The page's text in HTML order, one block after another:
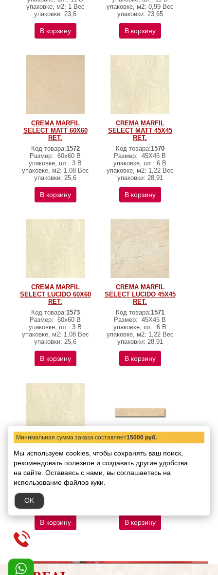
упаковке, м2: 1 Вес
упаковки: 23,6
В корзину
упаковке, м2: 0,99 Вес
упаковки: 23,65
В корзину
CREMA MARFIL
SELECT MATT 60X60
RET.
Код товара:1572
Размер: 60x60 В
упаковке, шт.: 3 В
упаковке, м2: 1,08 Вес
упаковки: 25,6
В корзину
CREMA MARFIL
SELECT MATT 45X45
RET.
Код товара:1570
Размер: 45X45 В
упаковке, шт.: 6 В
упаковке, м2: 1,22 Вес
упаковки: 28,91
В корзину
CREMA MARFIL
SELECT LUCIDO 60X60
RET.
Код товара:1573
Размер: 60x60 В
упаковке, шт.: 3 В
упаковке, м2: 1,08 Вес
упаковки: 25,6
В корзину
CREMA MARFIL
SELECT LUCIDO 45X45
RET.
Код товара:1571
Размер: 45X45 В
упаковке, шт.: 6 В
упаковке, м2: 1,22 Вес
упаковки: 28,91
В корзину
CREMA MARFIL
SELECT BS MATT.
7,5X45
Код товара:1576
Размер:15x15 В
упаковке, м2: Вес
упаковки: 22,8
В корзину
CREMA MARFIL
SELECT BS LUCIDO
7,5X45
Код товара:1577
В корзину
Минимальная сумма заказа составляет15000 руб.
Мы используем cookies, чтобы сохранять ваш поиск,
рекомендовать полезное и создавать другие удобства
на сайте. Оставаясь с нами, вы соглашаетесь на
использование файлов куки.
OK